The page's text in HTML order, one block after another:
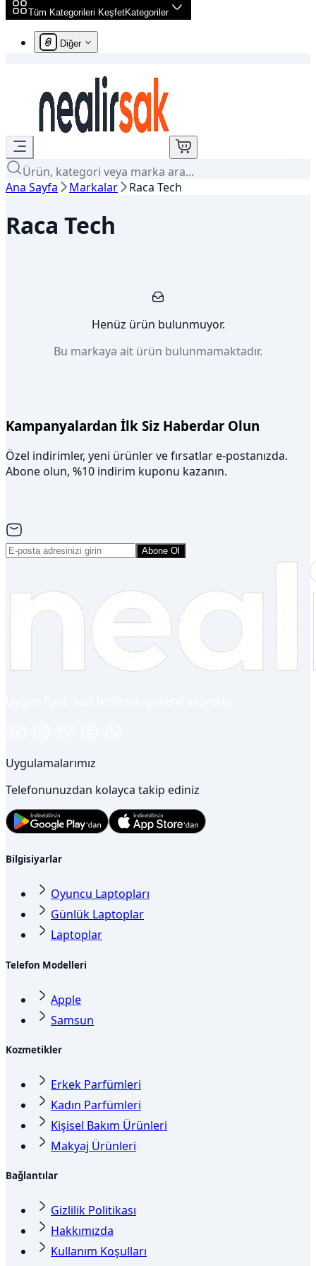
Tüm Kategorileri KeşfetKategoriler
Diğer
Ürün, kategori veya marka ara...
Ana Sayfa
Markalar Raca Tech
Raca Tech
Henüz ürün bulunmuyor.
Bu markaya ait ürün bulunmamaktadır.
Kampanyalardan İlk Siz Haberdar Olun
Özel indirimler, yeni ürünler ve fırsatlar e-postanızda.
Abone olun, %10 indirim kuponu kazanın.
Abone Ol
Uygulamalarımız
Telefonunuzdan kolayca takip ediniz
Bilgisiyarlar
Oyuncu Laptopları
Günlük Laptoplar
Laptoplar
Telefon Modelleri
Apple
Samsun
Kozmetikler
Erkek Parfümleri
Kadın Parfümleri
Kişisel Bakım Ürünleri
Makyaj Ürünleri
Bağlantılar
Gizlilik Politikası
Hakkımızda
Kullanım Koşulları